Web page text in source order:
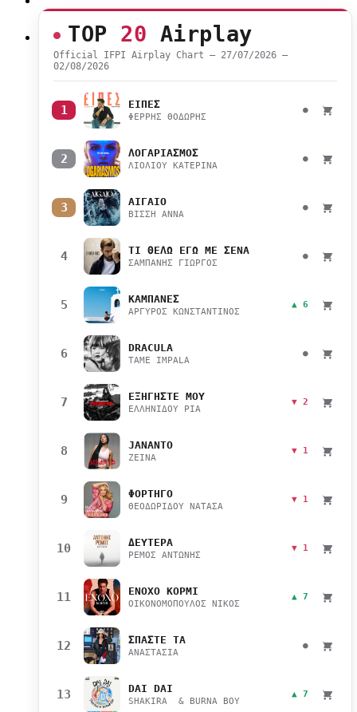
TOP 20 Airplay
Official IFPI Airplay Chart — 27/07/2026 –
02/08/2026
1 ΕΙΠΕΣ
ΦΕΡΡΗΣ ΘΟΔΩΡΗΣ
●
2 ΛΟΓΑΡΙΑΣΜΟΣ
ΛΙΟΛΙΟΥ ΚΑΤΕΡΙΝΑ
●
3 ΑΙΓΑΙΟ
ΒΙΣΣΗ ΑΝΝΑ
●
4 ΤΙ ΘΕΛΩ ΕΓΩ ΜΕ ΣΕΝΑ
ΣΑΜΠΑΝΗΣ ΓΙΩΡΓΟΣ
●
5 ΚΑΜΠΑΝΕΣ
ΑΡΓΥΡΟΣ ΚΩΝΣΤΑΝΤΙΝΟΣ
▲ 6
6 DRACULA
TAME IMPALA
●
7 ΕΞΗΓΗΣΤΕ ΜΟΥ
ΕΛΛΗΝΙΔΟΥ ΡΙΑ
▼ 2
8 JANANTO
ZEINA
▼ 1
9 ΦΟΡΤΗΓΟ
ΘΕΟΔΩΡΙΔΟΥ ΝΑΤΑΣΑ
▼ 1
10 ΔΕΥΤΕΡΑ
ΡΕΜΟΣ ΑΝΤΩΝΗΣ
▼ 1
11 ΕΝΟΧΟ ΚΟΡΜΙ
ΟΙΚΟΝΟΜΟΠΟΥΛΟΣ ΝΙΚΟΣ
▲ 7
12 ΣΠΑΣΤΕ ΤΑ
ΑΝΑΣΤΑΣΙΑ
●
13 DAI DAI
SHAKIRA & BURNA BOY
▲ 7